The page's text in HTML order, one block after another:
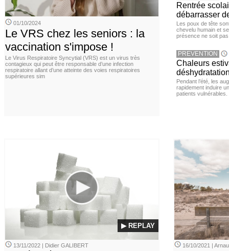
01/10/2024
Le VRS chez les seniors : la
vaccination s'impose !
Le Virus Respiratoire Syncytial (VRS) est un virus très
contagieux qui peut être responsable d’une infection
respiratoire allant d’une atteinte des voies respiratoires
supérieures sim
Rentrée
débarrasser
Les poux de tête
chevelu humain et
présence ne soit
PREVENTION
Chaleurs
Pendant l’été, les
rapidement induire
patients
▶ REPLAY
13/11/2022 | Didier GALIBERT 16/10/2021 |